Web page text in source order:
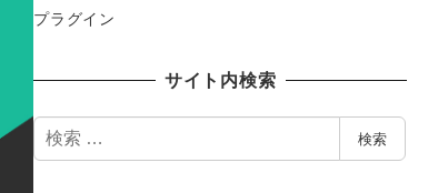
プラグイン
サイト内検索
検
索
検索